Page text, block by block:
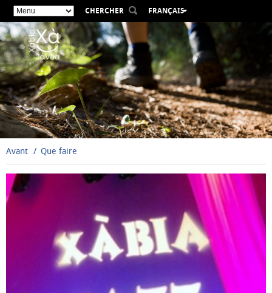
CHERCHER
FRANÇAIS
VALENCIÀ
ENGLISH
DEUTSCH
РУССКИЙ
Avant Que faire